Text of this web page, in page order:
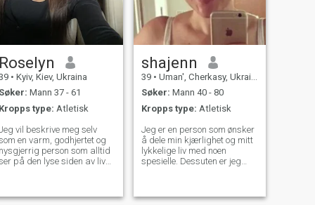
hjem sentrert på kjærlighet
og fred.
Roselyn
• Kyiv, Kiev, Ukraina
Søker: Mann 37 - 61
Kropps type: Atletisk
vil beskrive meg selv
en varm, godhjertet og
nysgjerrig person som alltid
på den lyse siden av livet.
shajenn
39 • Uman', Cherkasy, Ukraina
Søker: Mann 40 - 80
Kropps type: Atletisk
Jeg er en person som ønsker
å dele min kjærlighet og mitt
lykkelige liv med noen
spesielle. Dessuten er jeg